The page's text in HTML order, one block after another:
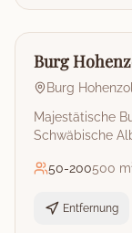
Burg
Burg
Burg
Majestätische
Schwäbische
50-200500
Entfernung